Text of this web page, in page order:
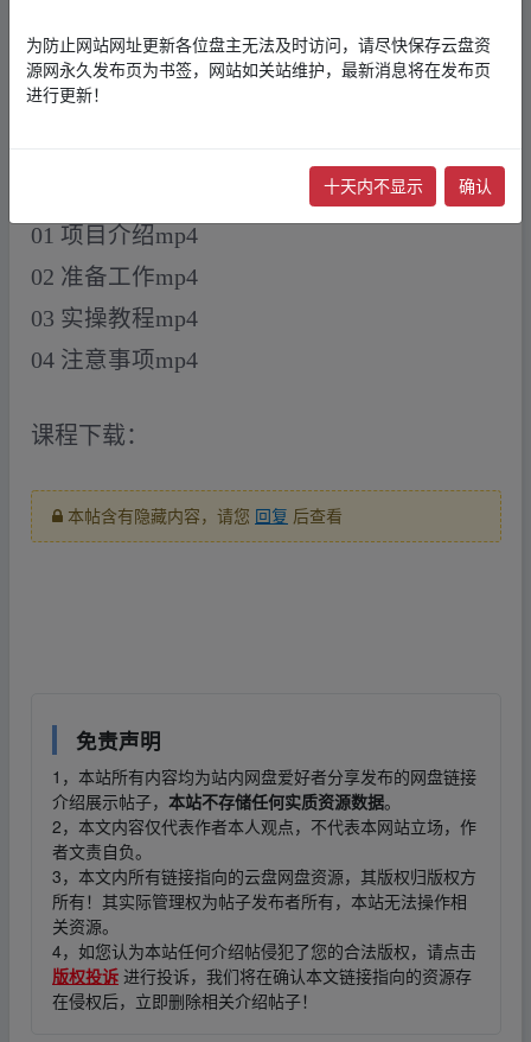
因为传统的玩法不仅耗时费力，还特别容易
违规，我这个方法，无需购买任何软件，还
第二天就能看到收益。下面是教程和资料：
01 项目介绍mp4
02 准备工作mp4
03 实操教程mp4
04 注意事项mp4▂fr﹏om w ww.y un、pan▪zi_yu▪an.xy▂z
课程下载：
本帖含有隐藏内容，请您 回复 后查看
免责声明
1，本站所有内容均为站内网盘爱好者分享发布的网盘链接
介绍展示帖子， 本站不存储任何实质资源数据。
2，本文内容仅代表作者本人观点，不代表本网站立场，作
者文责自负。
3，本文内所有链接指向的云盘网盘资源，其版权归版权方
所有！其实际管理权为帖子发布者所有，本站无法操作相
关资源。
4，如您认为本站任何介绍帖侵犯了您的合法版权，请点击
版权投诉 进行投诉，我们将在确认本文链接指向的资源存
在侵权后，立即删除相关介绍帖子！
为防止网站网址更新各位盘主无法及时访问，请尽快保存云盘资
源网永久发布页为书签，网站如关站维护，最新消息将在发布页
进行更新！
十天内不显示 确认